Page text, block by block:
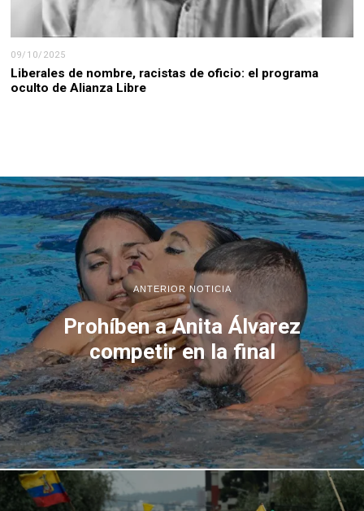
09/10/2025
Liberales de nombre, racistas de oficio: el programa
oculto de Alianza Libre
ANTERIOR NOTICIA
Prohíben a Anita Álvarez
competir en la final